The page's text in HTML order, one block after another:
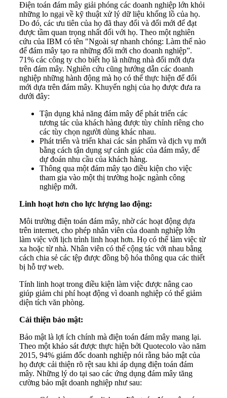
Điện toán đám mây giải phóng các doanh nghiệp lớn khỏi
những lo ngại về kỹ thuật xử lý dữ liệu khổng lồ của họ.
Do đó, các ưu tiên của họ đã thay đổi và đổi mới để đạt
được tầm quan trọng nhất đối với họ. Theo một nghiên
cứu của IBM có tên "Ngoài sự nhanh chóng: Làm thế nào
để đám mây tạo ra những đổi mới cho doanh nghiệp”.
71% các công ty cho biết họ là những nhà đổi mới dựa
trên đám mây. Nghiên cứu cũng hướng dẫn các doanh
nghiệp những hành động mà họ có thể thực hiện để đổi
mới dựa trên đám mây. Khuyến nghị của họ được đưa ra
dưới đây:
Tận dụng khả năng đám mây để phát triển các
tương tác của khách hàng được tùy chỉnh riêng cho
các tùy chọn người dùng khác nhau.
Phát triển và triển khai các sản phẩm và dịch vụ mới
bằng cách tận dụng sự cảnh giác của đám mây, để
dự đoán nhu cầu của khách hàng.
Thông qua một đám mây tạo điều kiện cho việc
tham gia vào một thị trường hoặc ngành công
nghiệp mới.
Linh hoạt hơn cho lực lượng lao động:
Môi trường điện toán đám mây, nhờ các hoạt động dựa
trên internet, cho phép nhân viên của doanh nghiệp lớn
làm việc với lịch trình linh hoạt hơn. Họ có thể làm việc từ
xa hoặc từ nhà. Nhân viên có thể cộng tác với nhau bằng
cách chia sẻ các tệp được đồng bộ hóa thông qua các thiết
bị hỗ trợ web.
Tính linh hoạt trong điều kiện làm việc được nâng cao
giúp giảm chi phí hoạt động vì doanh nghiệp có thể giảm
diện tích văn phòng.
Cải thiện bảo mật:
Bảo mật là lợi ích chính mà điện toán đám mây mang lại.
Theo một khảo sát được thực hiện bởi Quotecolo vào năm
2015, 94% giám đốc doanh nghiệp nói rằng bảo mật của
họ được cải thiện rõ rệt sau khi áp dụng điện toán đám
mây. Những lý do tại sao các ứng dụng đám mây tăng
cường bảo mật doanh nghiệp như sau: